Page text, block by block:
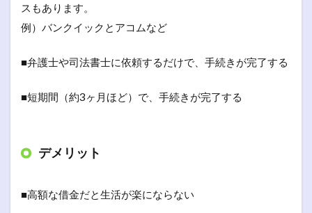
スもあります。
例）バンクイックとアコムなど
■弁護士や司法書士に依頼するだけで、手続きが完了する
■短期間（約3ヶ月ほど）で、手続きが完了する
デメリット
■高額な借金だと生活が楽にならない